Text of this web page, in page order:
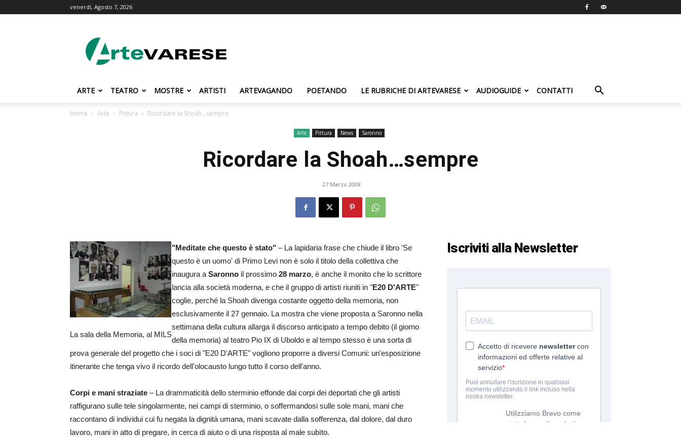
venerdì, Agosto 7, 2026
ARTE TEATRO MOSTRE ARTISTI ARTEVAGANDO POETANDO LE RUBRICHE DI ARTEVARESE AUDIOGUIDE CONTATTI
Home Arte Pittura Ricordare la Shoah…sempre
Arte Pittura News Saronno
Ricordare la Shoah…sempre
27 Marzo 2008
La sala della Memoria, al MILS
"Meditate che questo è stato" – La lapidaria frase che chiude il libro 'Se
questo è un uomo' di Primo Levi non è solo il titolo della collettiva che
inaugura a Saronno il prossimo 28 marzo, è anche il monito che lo scrittore
lancia alla società moderna, e che il gruppo di artisti riuniti in "E20 D'ARTE"
coglie, perché la Shoah divenga costante oggetto della memoria, non
esclusivamente il 27 gennaio. La mostra che viene proposta a Saronno nella
settimana della cultura allarga il discorso anticipato a tempo debito (il giorno
della memoria) al teatro Pio IX di Uboldo e al tempo stesso è una sorta di
prova generale del progetto che i soci di "E20 D'ARTE" vogliono proporre a diversi Comuni: un'esposizione
itinerante che tenga vivo il ricordo dell'olocausto lungo tutto il corso dell'anno.
Corpi e mani straziate – La drammaticità dello sterminio effonde dai corpi dei deportati che gli artisti
raffigurano sulle tele singolarmente, nei campi di sterminio, o soffermandosi sulle sole mani, mani che
raccontano di individui cui fu negata la dignità umana, mani scavate dalla sofferenza, dal dolore, dal duro
lavoro, mani in atto di pregare, in cerca di aiuto o di una risposta al male subìto.
Iscriviti alla Newsletter